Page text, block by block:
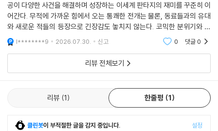
공이 다양한 사건을 해결하며 성장하는 이세계 판타지의 재미를 꾸준히 이
어간다. 무적에 가까운 힘에서 오는 통쾌한 전개는 물론, 동료들과의 유대
와 새로운 적들의 등장으로 긴장감도 놓치지 않는다. 코믹한 분위기와 시
원한 액션이 균형을 이루며, 세계관의 비밀도 조금씩 드러나 다음 이야기
에 대한 기대감
l********9 2026.07.30. 신고 0 댓글0
리뷰 전체보기
리뷰 1 한줄평 1
클린봇이 부적절한 글을 감지 중입니다. 설정